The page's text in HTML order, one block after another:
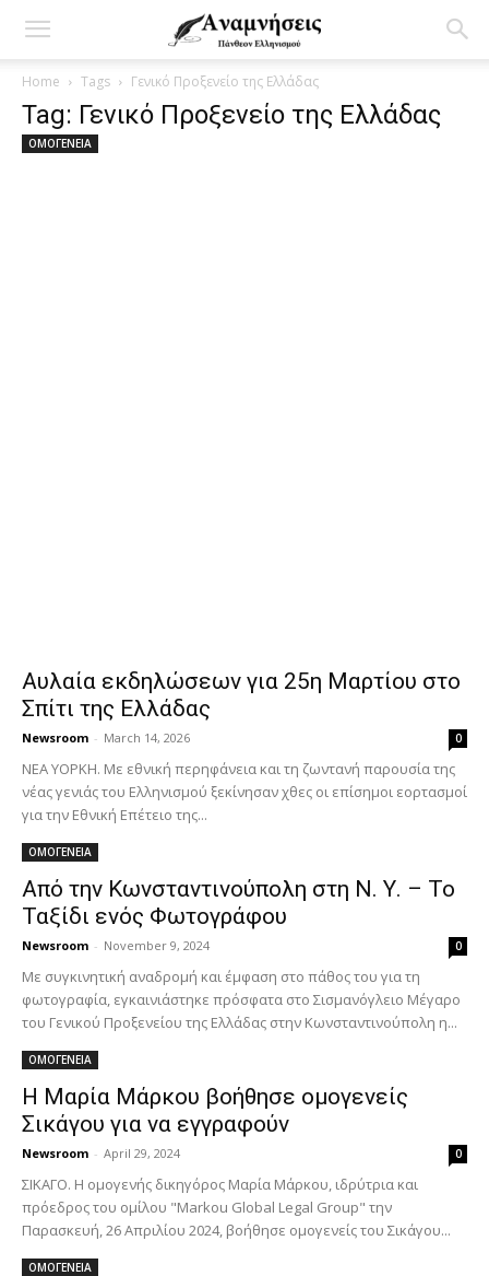
Home Tags Γενικό Προξενείο της Ελλάδας
Tag: Γενικό Προξενείο της Ελλάδας
ΟΜΟΓΕΝΕΙΑ
Αυλαία εκδηλώσεων για 25η Μαρτίου στο
Σπίτι της Ελλάδας
Newsroom - March 14, 2026 0
ΝΕΑ ΥΟΡΚΗ. Με εθνική περηφάνεια και τη ζωντανή παρουσία της
νέας γενιάς του Ελληνισμού ξεκίνησαν χθες οι επίσημοι εορτασμοί
για την Εθνική Επέτειο της...
ΟΜΟΓΕΝΕΙΑ
Από την Κωνσταντινούπολη στη Ν. Υ. – Το
Ταξίδι ενός Φωτογράφου
Newsroom - November 9, 2024 0
Με συγκινητική αναδρομή και έμφαση στο πάθος του για τη
φωτογραφία, εγκαινιάστηκε πρόσφατα στο Σισμανόγλειο Μέγαρο
του Γενικού Προξενείου της Ελλάδας στην Κωνσταντινούπολη η...
ΟΜΟΓΕΝΕΙΑ
Η Μαρία Μάρκου βοήθησε ομογενείς
Σικάγου για να εγγραφούν
Newsroom - April 29, 2024 0
ΣΙΚΑΓΟ. Η ομογενής δικηγόρος Μαρία Μάρκου, ιδρύτρια και
πρόεδρος του ομίλου "Markou Global Legal Group" την
Παρασκευή, 26 Απριλίου 2024, βοήθησε ομογενείς του Σικάγου...
ΟΜΟΓΕΝΕΙΑ